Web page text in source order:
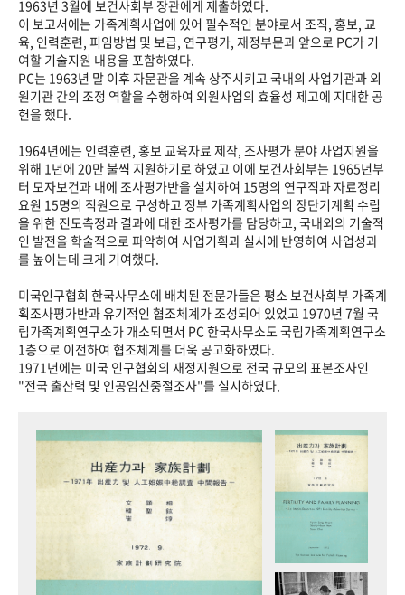
1963년 3월에 보건사회부 장관에게 제출하였다.
이 보고서에는 가족계획사업에 있어 필수적인 분야로서 조직, 홍보, 교
육, 인력훈련, 피임방법 및 보급, 연구평가, 재정부문과 앞으로 PC가 기
여할 기술지원 내용을 포함하였다.
PC는 1963년 말 이후 자문관을 계속 상주시키고 국내의 사업기관과 외
원기관 간의 조정 역할을 수행하여 외원사업의 효율성 제고에 지대한 공
헌을 했다.
1964년에는 인력훈련, 홍보 교육자료 제작, 조사평가 분야 사업지원을
위해 1년에 20만 불씩 지원하기로 하였고 이에 보건사회부는 1965년부
터 모자보건과 내에 조사평가반을 설치하여 15명의 연구직과 자료정리
요원 15명의 직원으로 구성하고 정부 가족계획사업의 장단기계획 수립
을 위한 진도측정과 결과에 대한 조사평가를 담당하고, 국내외의 기술적
인 발전을 학술적으로 파악하여 사업기획과 실시에 반영하여 사업성과
를 높이는데 크게 기여했다.
미국인구협회 한국사무소에 배치된 전문가들은 평소 보건사회부 가족계
획조사평가반과 유기적인 협조체계가 조성되어 있었고 1970년 7월 국
립가족계획연구소가 개소되면서 PC 한국사무소도 국립가족계획연구소
1층으로 이전하여 협조체계를 더욱 공고화하였다.
1971년에는 미국 인구협회의 재정지원으로 전국 규모의 표본조사인
"전국 출산력 및 인공임신중절조사"를 실시하였다.